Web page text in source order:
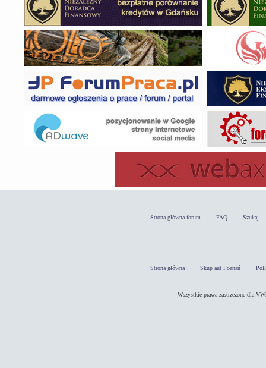
Strona główna forum FAQ Szukaj
Strona główna Skup aut Poznań
Wszystkie prawa zastrzeżone dla